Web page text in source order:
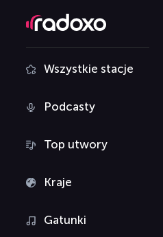
Wszystkie stacje
Podcasty
Top utwory
Kraje
Gatunki